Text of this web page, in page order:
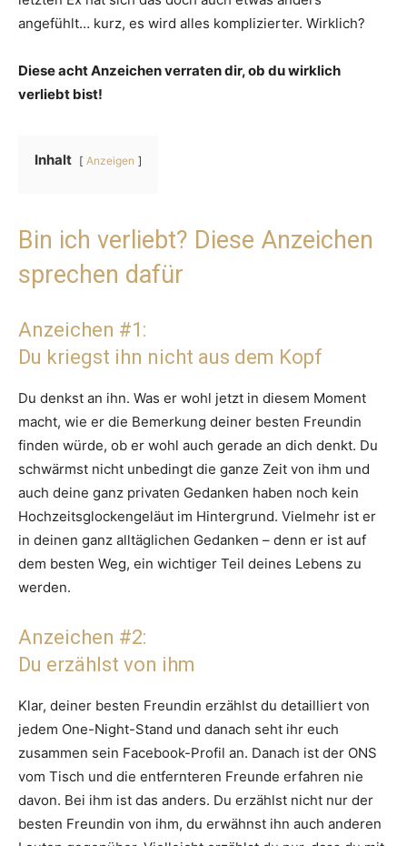
angefühlt… kurz, es wird alles komplizierter. Wirklich?
Diese acht Anzeichen verraten dir, ob du wirklich
verliebt bist!
Inhalt Anzeigen
Bin ich verliebt? Diese Anzeichen
sprechen dafür
Anzeichen #1:
Du kriegst ihn nicht aus dem Kopf
Du denkst an ihn. Was er wohl jetzt in diesem Moment
macht, wie er die Bemerkung deiner besten Freundin
finden würde, ob er wohl auch gerade an dich denkt. Du
schwärmst nicht unbedingt die ganze Zeit von ihm und
auch deine ganz privaten Gedanken haben noch kein
Hochzeitsglockengeläut im Hintergrund. Vielmehr ist er
in deinen ganz alltäglichen Gedanken – denn er ist auf
dem besten Weg, ein wichtiger Teil deines Lebens zu
werden.
Anzeichen #2:
Du erzählst von ihm
Klar, deiner besten Freundin erzählst du detailliert von
jedem One-Night-Stand und danach seht ihr euch
zusammen sein Facebook-Profil an. Danach ist der ONS
vom Tisch und die entfernteren Freunde erfahren nie
davon. Bei ihm ist das anders. Du erzählst nicht nur der
besten Freundin von ihm, du erwähnst ihn auch anderen